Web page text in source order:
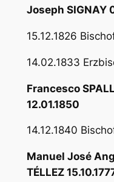
Joseph SIGNAY
15.12.1826
14.02.1833
Francesco
12.01.1850
14.12.1840
Manuel José
TÉLLEZ